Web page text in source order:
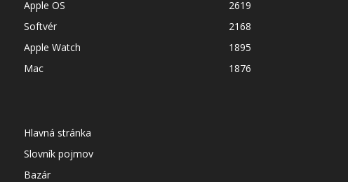
Apple OS
2619
Softvér
2168
Apple Watch
1895
Mac
1876
Hlavná stránka
Slovník pojmov
Bazár